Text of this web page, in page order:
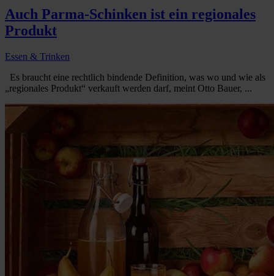
Auch Parma-Schinken ist ein regionales
Produkt
Essen & Trinken
Es braucht eine rechtlich bindende Definition, was wo und wie als
„regionales Produkt“ verkauft werden darf, meint Otto Bauer, ...